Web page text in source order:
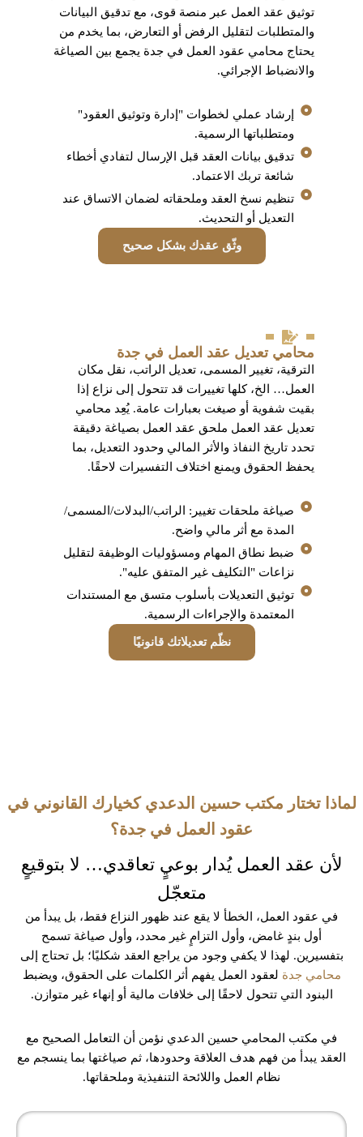
توثيق عقد العمل عبر منصة قوى، مع تدقيق البيانات
والمتطلبات لتقليل الرفض أو التعارض، بما يخدم من
يحتاج محامي عقود العمل في جدة يجمع بين الصياغة
والانضباط الإجرائي.
إرشاد عملي لخطوات "إدارة وتوثيق العقود"
ومتطلباتها الرسمية.
تدقيق بيانات العقد قبل الإرسال لتفادي أخطاء
شائعة تربك الاعتماد.
تنظيم نسخ العقد وملحقاته لضمان الاتساق عند
التعديل أو التحديث.
وثّق عقدك بشكل صحيح
محامي تعديل عقد العمل في جدة
الترقية، تغيير المسمى، تعديل الراتب، نقل مكان
العمل… الخ، كلها تغييرات قد تتحول إلى نزاع إذا
بقيت شفوية أو صيغت بعبارات عامة. يُعِد محامي
تعديل عقد العمل ملحق عقد العمل بصياغة دقيقة
تحدد تاريخ النفاذ والأثر المالي وحدود التعديل، بما
يحفظ الحقوق ويمنع اختلاف التفسيرات لاحقًا.
صياغة ملحقات تغيير: الراتب/البدلات/المسمى/
المدة مع أثر مالي واضح.
ضبط نطاق المهام ومسؤوليات الوظيفة لتقليل
نزاعات "التكليف غير المتفق عليه".
توثيق التعديلات بأسلوب متسق مع المستندات
المعتمدة والإجراءات الرسمية.
نظّم تعديلاتك قانونيًا
لماذا تختار مكتب حسين الدعدي كخيارك القانوني في
عقود العمل في جدة؟
لأن عقد العمل يُدار بوعيٍ تعاقدي… لا بتوقيعٍ
متعجّل
في عقود العمل، الخطأ لا يقع عند ظهور النزاع فقط، بل يبدأ من
أول بندٍ غامض، وأول التزامٍ غير محدد، وأول صياغة تسمح
بتفسيرين. لهذا لا يكفي وجود من يراجع العقد شكليًا؛ بل تحتاج إلى
محامي جدة لعقود العمل يفهم أثر الكلمات على الحقوق، ويضبط
البنود التي تتحول لاحقًا إلى خلافات مالية أو إنهاء غير متوازن.
في مكتب المحامي حسين الدعدي نؤمن أن التعامل الصحيح مع
العقد يبدأ من فهم هدف العلاقة وحدودها، ثم صياغتها بما ينسجم مع
نظام العمل واللائحة التنفيذية وملحقاتها.